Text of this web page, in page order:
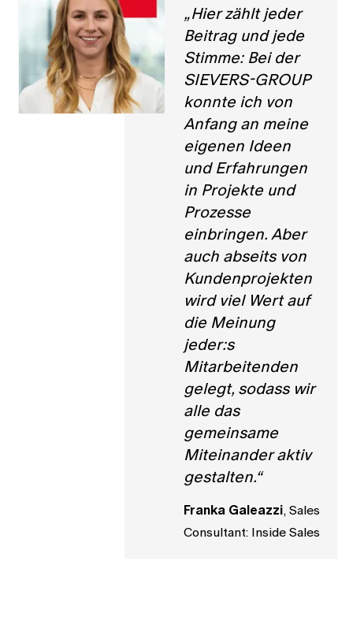
„Hier zählt jeder
Beitrag und jede
Stimme: Bei der
SIEVERS-GROUP
konnte ich von
Anfang an meine
eigenen Ideen
und Erfahrungen
in Projekte und
Prozesse
einbringen. Aber
auch abseits von
Kundenprojekten
wird viel Wert auf
die Meinung
jeder:s
Mitarbeitenden
gelegt, sodass wir
alle das
gemeinsame
Miteinander aktiv
gestalten.“
Franka Galeazzi, Sales
Consultant: Inside Sales